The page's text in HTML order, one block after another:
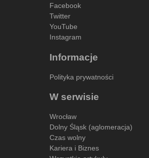
Facebook
Twitter
YouTube
Instagram
Informacje
Polityka prywatności
W serwisie
Wrocław
Dolny Śląsk (aglomeracja)
Czas wolny
Kariera i Biznes